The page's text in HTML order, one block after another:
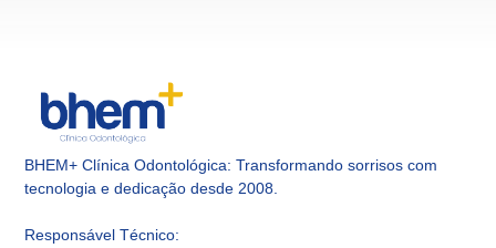
BHEM+ Clínica Odontológica: Transformando sorrisos com
tecnologia e dedicação desde 2008.
Responsável Técnico: